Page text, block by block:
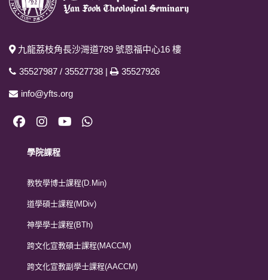
九龍荔枝角長沙灣道789 號恩福中心16 樓
35527987 / 35527738 | 35527926
info@yfts.org
學院課程
教牧學博士課程(D.Min)
道學碩士課程(MDiv)
神學學士課程(BTh)
跨文化宣教碩士課程(MACCM)
跨文化宣教副學士課程(AACCM)